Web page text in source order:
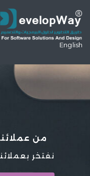
English
من عملائنا
نفتخر